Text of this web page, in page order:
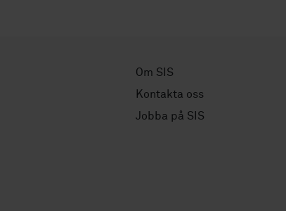
Om SIS
Kontakta oss
Jobba på SIS